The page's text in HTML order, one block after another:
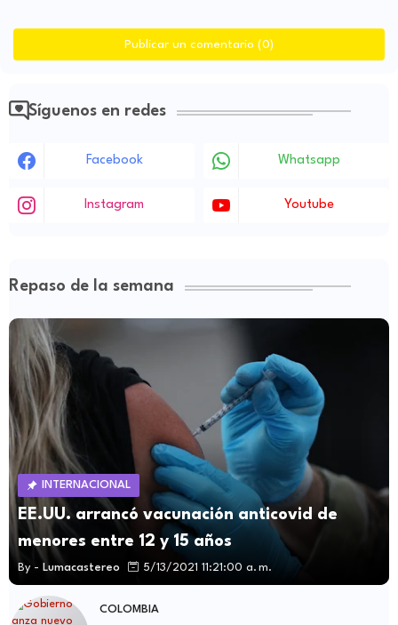
Publicar un comentario (0)
Síguenos en redes
Facebook Whatsapp
Instagram Youtube
Repaso de la semana
INTERNACIONAL
EE.UU. arrancó vacunación anticovid de
menores entre 12 y 15 años
By - Lumacastereo 5/13/2021 11:21:00 a. m.
COLOMBIA